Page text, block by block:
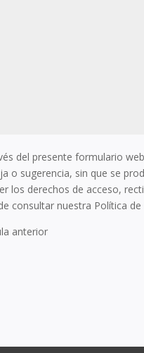
del presente formulario
sugerencia, sin que se
los derechos de acceso,
consultar nuestra Política
anterior